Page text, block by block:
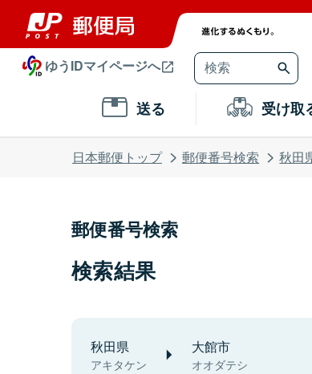
ゆうIDマイページへ
送る 受け取
日本郵便トップ 郵便番号検索 秋田
郵便番号検索
検索結果
秋田県
アキタケン
大館市
オオダテシ